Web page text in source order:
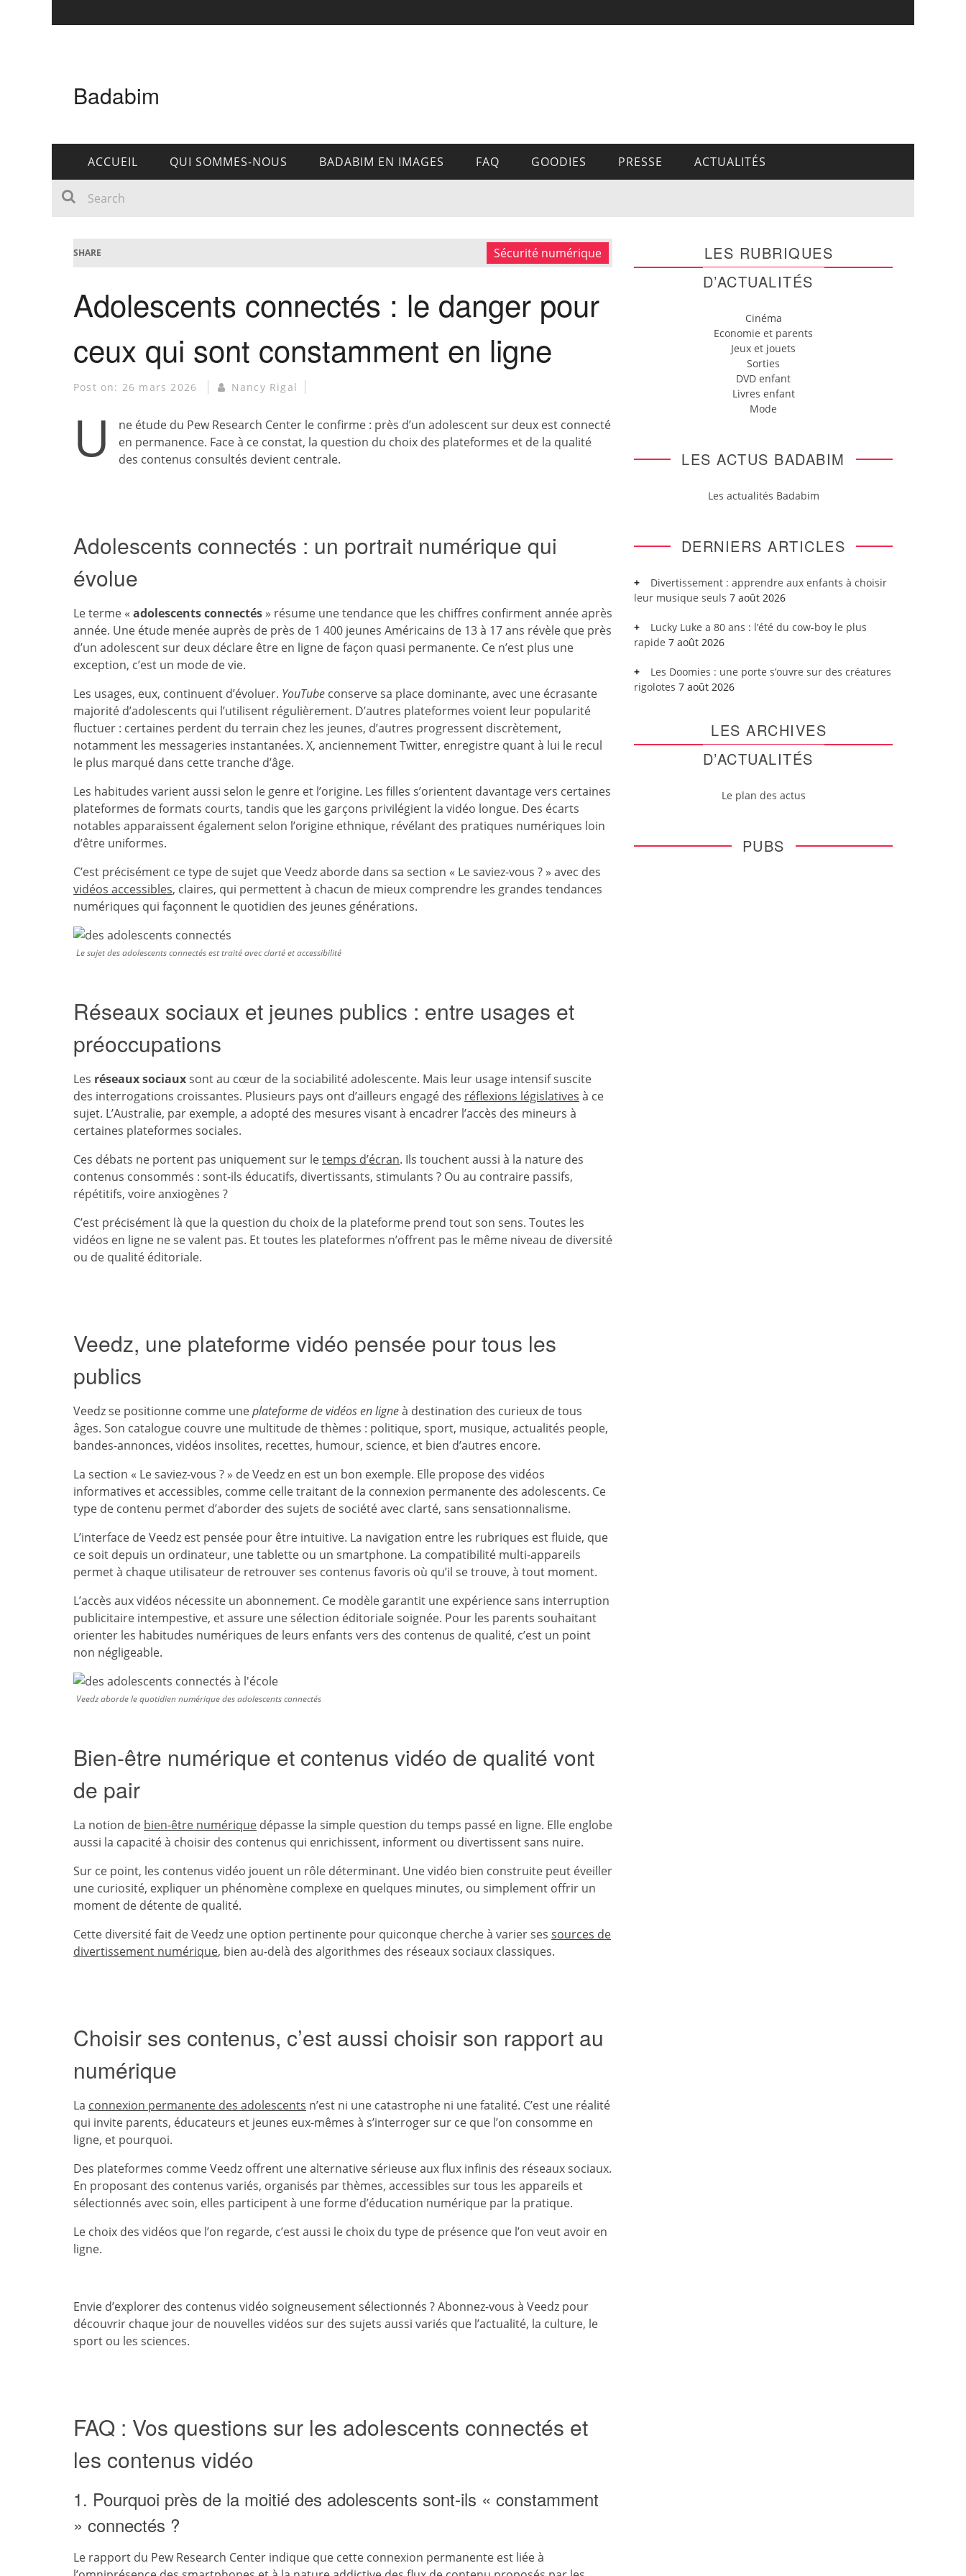
Badabim
ACCUEIL QUI SOMMES-NOUS BADABIM EN IMAGES FAQ GOODIES PRESSE ACTUALITÉS
SHARE Sécurité numérique
Adolescents connectés : le danger pour
ceux qui sont constamment en ligne
Post on: 26 mars 2026 Nancy Rigal
U
ne étude du Pew Research Center le confirme : près d’un adolescent sur deux est connecté
en permanence. Face à ce constat, la question du choix des plateformes et de la qualité
des contenus consultés devient centrale.
Adolescents connectés : un portrait numérique qui
évolue
Le terme « adolescents connectés » résume une tendance que les chiffres confirment année après
année. Une étude menée auprès de près de 1 400 jeunes Américains de 13 à 17 ans révèle que près
d’un adolescent sur deux déclare être en ligne de façon quasi permanente. Ce n’est plus une
exception, c’est un mode de vie.
Les usages, eux, continuent d’évoluer. YouTube conserve sa place dominante, avec une écrasante
majorité d’adolescents qui l’utilisent régulièrement. D’autres plateformes voient leur popularité
fluctuer : certaines perdent du terrain chez les jeunes, d’autres progressent discrètement,
notamment les messageries instantanées. X, anciennement Twitter, enregistre quant à lui le recul
le plus marqué dans cette tranche d’âge.
Les habitudes varient aussi selon le genre et l’origine. Les filles s’orientent davantage vers certaines
plateformes de formats courts, tandis que les garçons privilégient la vidéo longue. Des écarts
notables apparaissent également selon l’origine ethnique, révélant des pratiques numériques loin
d’être uniformes.
C’est précisément ce type de sujet que Veedz aborde dans sa section « Le saviez-vous ? » avec des
vidéos accessibles, claires, qui permettent à chacun de mieux comprendre les grandes tendances
numériques qui façonnent le quotidien des jeunes générations.
Le sujet des adolescents connectés est traité avec clarté et accessibilité
Réseaux sociaux et jeunes publics : entre usages et
préoccupations
Les réseaux sociauxsont au cœur de la sociabilité adolescente. Mais leur usage intensif suscite
des interrogations croissantes. Plusieurs pays ont d’ailleurs engagé des réflexions législatives à ce
sujet. L’Australie, par exemple, a adopté des mesures visant à encadrer l’accès des mineurs à
certaines plateformes sociales.
Ces débats ne portent pas uniquement sur letemps d’écran. Ils touchent aussi à la nature des
contenus consommés : sont-ils éducatifs, divertissants, stimulants ? Ou au contraire passifs,
répétitifs, voire anxiogènes ?
C’est précisément là que la question du choix de la plateforme prend tout son sens. Toutes les
vidéos en ligne ne se valent pas. Et toutes les plateformes n’offrent pas le même niveau de diversité
ou de qualité éditoriale.
Veedz, une plateforme vidéo pensée pour tous les
publics
Veedz se positionne comme uneplateforme de vidéos en ligneà destination des curieux de tous
âges. Son catalogue couvre une multitude de thèmes : politique, sport, musique, actualités people,
bandes-annonces, vidéos insolites, recettes, humour, science, et bien d’autres encore.
La section « Le saviez-vous ? » de Veedz en est un bon exemple. Elle propose des vidéos
informatives et accessibles, comme celle traitant de la connexion permanente des adolescents. Ce
type de contenu permet d’aborder des sujets de société avec clarté, sans sensationnalisme.
L’interface de Veedz est pensée pour être intuitive. La navigation entre les rubriques est fluide, que
ce soit depuis un ordinateur, une tablette ou un smartphone. La compatibilité multi-appareils
permet à chaque utilisateur de retrouver ses contenus favoris où qu’il se trouve, à tout moment.
L’accès aux vidéos nécessite un abonnement. Ce modèle garantit une expérience sans interruption
publicitaire intempestive, et assure une sélection éditoriale soignée. Pour les parents souhaitant
orienter les habitudes numériques de leurs enfants vers des contenus de qualité, c’est un point
non négligeable.
Veedz aborde le quotidien numérique des adolescents connectés
Bien-être numérique et contenus vidéo de qualité vont
de pair
La notion de bien-être numérique dépasse la simple question du temps passé en ligne. Elle englobe
aussi la capacité à choisir des contenus qui enrichissent, informent ou divertissent sans nuire.
Sur ce point, les contenus vidéo jouent un rôle déterminant. Une vidéo bien construite peut éveiller
une curiosité, expliquer un phénomène complexe en quelques minutes, ou simplement offrir un
moment de détente de qualité.
Cette diversité fait de Veedz une option pertinente pour quiconque cherche à varier ses sources de
divertissement numérique, bien au-delà des algorithmes des réseaux sociaux classiques.
Choisir ses contenus, c’est aussi choisir son rapport au
numérique
La connexion permanente des adolescents n’est ni une catastrophe ni une fatalité. C’est une réalité
qui invite parents, éducateurs et jeunes eux-mêmes à s’interroger sur ce que l’on consomme en
ligne, et pourquoi.
Des plateformes comme Veedz offrent une alternative sérieuse aux flux infinis des réseaux sociaux.
En proposant des contenus variés, organisés par thèmes, accessibles sur tous les appareils et
sélectionnés avec soin, elles participent à une forme d’éducation numérique par la pratique.
Le choix des vidéos que l’on regarde, c’est aussi le choix du type de présence que l’on veut avoir en
ligne.
Envie d’explorer des contenus vidéo soigneusement sélectionnés ? Abonnez-vous à Veedz pour
découvrir chaque jour de nouvelles vidéos sur des sujets aussi variés que l’actualité, la culture, le
sport ou les sciences.
FAQ : Vos questions sur les adolescents connectés et
les contenus vidéo
1. Pourquoi près de la moitié des adolescents sont-ils « constamment
» connectés ?
Le rapport du Pew Research Center indique que cette connexion permanente est liée à
LES RUBRIQUES
D’ACTUALITÉS
Cinéma
Economie et parents
Jeux et jouets
Sorties
DVD enfant
Livres enfant
Mode
LES ACTUS BADABIM
Les actualités Badabim
DERNIERS ARTICLES
Divertissement : apprendre aux enfants à choisir
leur musique seuls 7 août 2026
Lucky Luke a 80 ans : l’été du cow-boy le plus
rapide 7 août 2026
Les Doomies : une porte s’ouvre sur des créatures
rigolotes 7 août 2026
LES ARCHIVES
D’ACTUALITÉS
Le plan des actus
PUBS